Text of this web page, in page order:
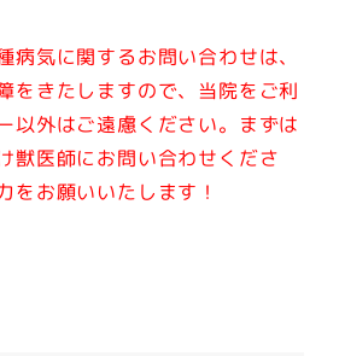
気に関するお問い合わせは、
をきたしますので、当院をご利
以外はご遠慮ください。 まずは
獣医師にお問い合わせくださ
をお願いいたします！